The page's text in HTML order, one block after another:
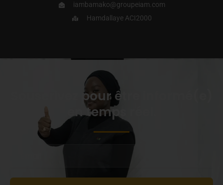
iambamako@groupeiam.com
Hamdallaye ACI2000
Souscrivez pour être informé(e)
en temps réel.